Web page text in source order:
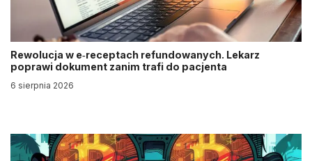
Rewolucja w e‑receptach refundowanych. Lekarz
poprawi dokument zanim trafi do pacjenta
6 sierpnia 2026